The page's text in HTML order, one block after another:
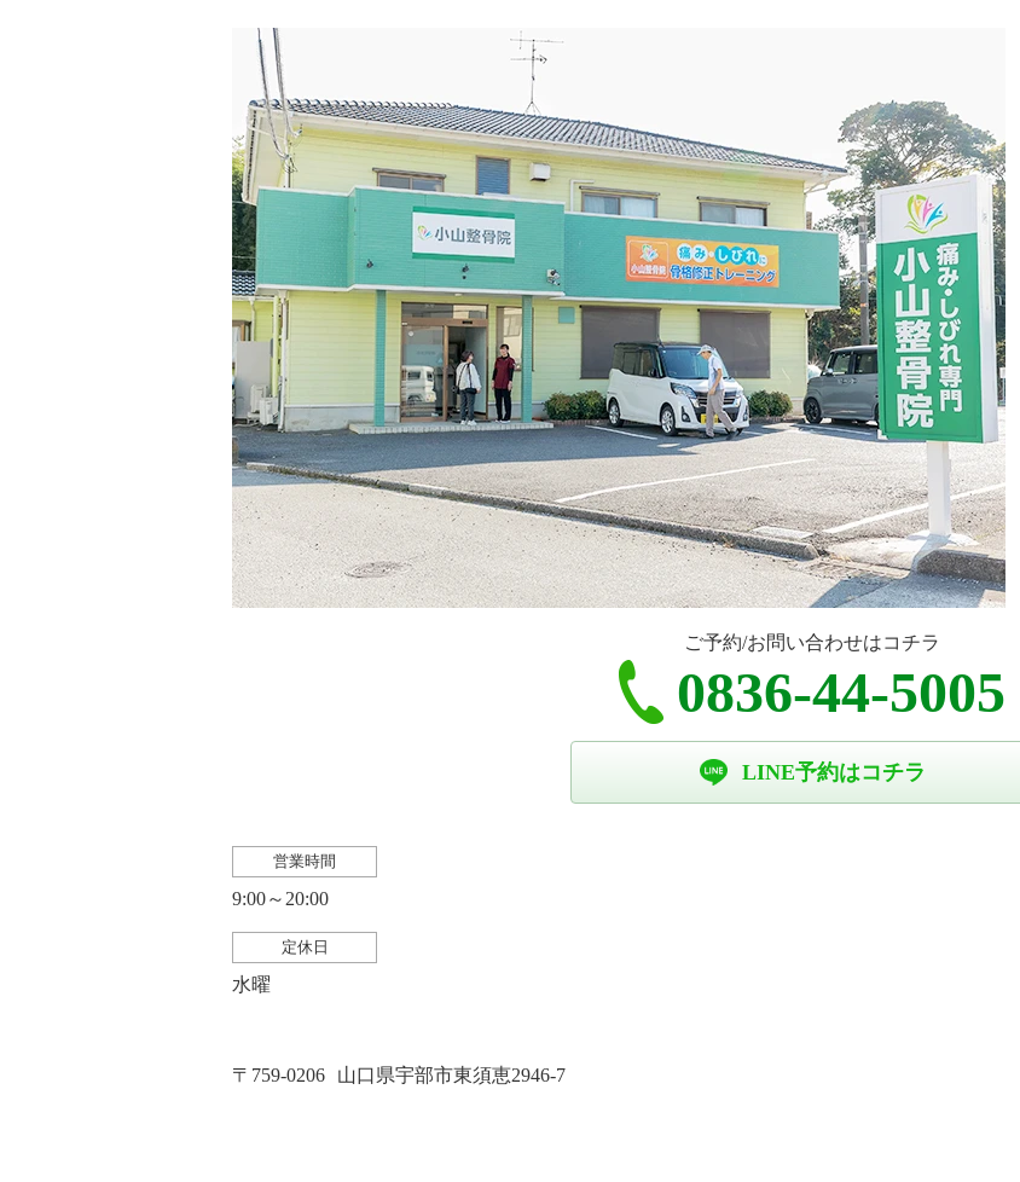
ご予約/お問い合わせはコチラ
0836-44-5005
LINE予約はコチラ
営業時間
9:00～20:00
定休日
水曜
〒759-0206 山口県宇部市東須恵2946-7